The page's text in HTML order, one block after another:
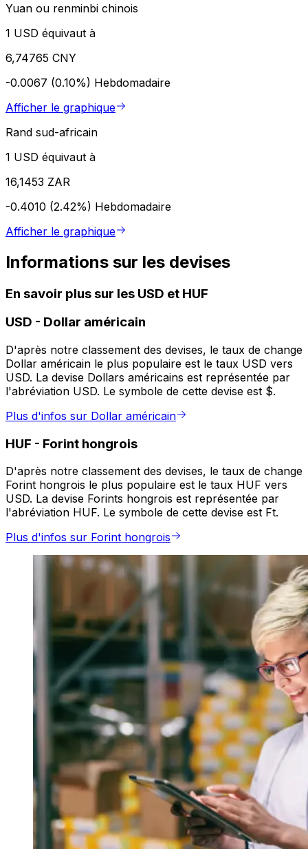
Yuan ou renminbi chinois
1 USD équivaut à
6,74765 CNY
-0.0067 (0.10%) Hebdomadaire
Afficher le graphique
Rand sud-africain
1 USD équivaut à
16,1453 ZAR
-0.4010 (2.42%) Hebdomadaire
Afficher le graphique
Informations sur les devises
En savoir plus sur les USD et HUF
USD - Dollar américain
D'après notre classement des devises, le taux de change
Dollar américain le plus populaire est le taux USD vers
USD. La devise Dollars américains est représentée par
l'abréviation USD. Le symbole de cette devise est $.
Plus d'infos sur Dollar américain
HUF - Forint hongrois
D'après notre classement des devises, le taux de change
Forint hongrois le plus populaire est le taux HUF vers
USD. La devise Forints hongrois est représentée par
l'abréviation HUF. Le symbole de cette devise est Ft.
Plus d'infos sur Forint hongrois